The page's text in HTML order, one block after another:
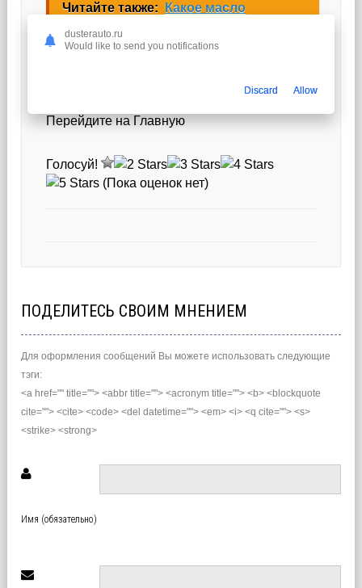
Читайте также:
Какое масло
Перейдите на Главную
Голосуй!
(Пока оценок нет)
ПОДЕЛИТЕСЬ СВОИМ МНЕНИЕМ
Для оформления сообщений Вы можете использовать следующие
тэги:
<a href="" title=""> <abbr title=""> <acronym title=""> <b> <blockquote
cite=""> <cite> <code> <del datetime=""> <em> <i> <q cite=""> <s>
<strike> <strong>
Имя (обязательно)
dusterauto.ru
Would like to send you notifications
Discard Allow